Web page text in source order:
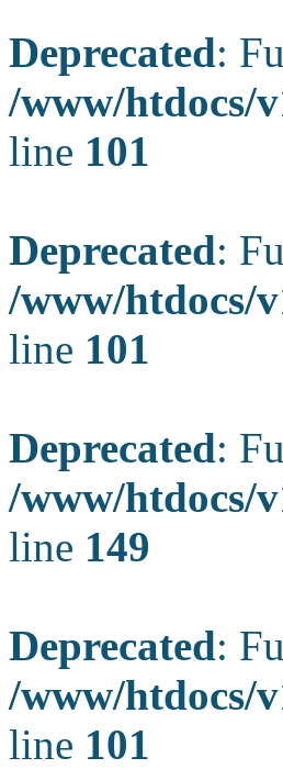
Deprecated:
/www/htdocs/
line 101
Deprecated:
/www/htdocs/
line 101
Deprecated:
/www/htdocs/
line 149
Deprecated:
/www/htdocs/
line 101